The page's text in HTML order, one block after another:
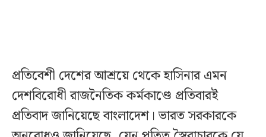
প্রতিবেশী দেশের আশ্রয়ে থেকে হাসিনার এমন
দেশবিরোধী রাজনৈতিক কর্মকাণ্ডে প্রতিবারই
প্রতিবাদ জানিয়েছে বাংলাদেশ। ভারত সরকারকে